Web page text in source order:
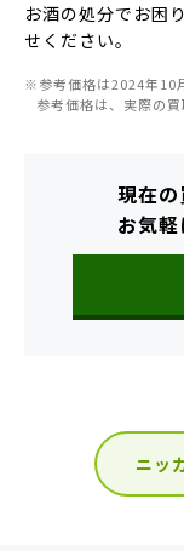
お酒の処分でお困
せください。
※参考価格は2024年10
参考価格は、実際の
現在の
お気軽
ニッ